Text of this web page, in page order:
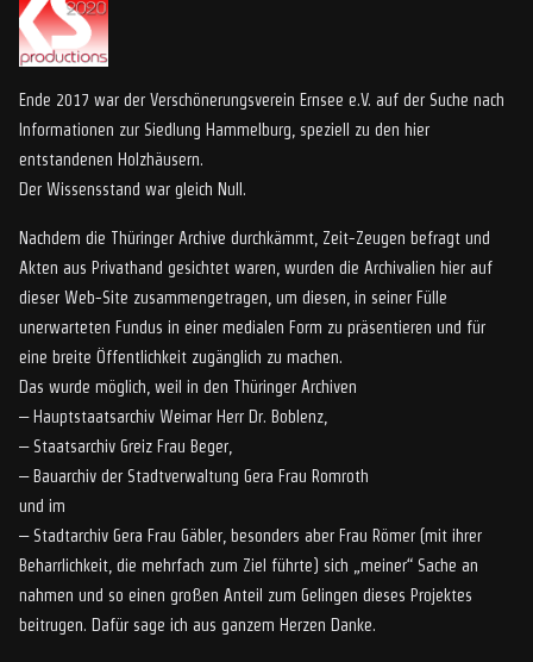
Ende 2017 war der Verschönerungsverein Ernsee e.V. auf der Suche nach
Informationen zur Siedlung Hammelburg, speziell zu den hier
entstandenen Holzhäusern.
Der Wissensstand war gleich Null.
Nachdem die Thüringer Archive durchkämmt, Zeit-Zeugen befragt und
Akten aus Privathand gesichtet waren, wurden die Archivalien hier auf
dieser Web-Site zusammengetragen, um diesen, in seiner Fülle
unerwarteten Fundus in einer medialen Form zu präsentieren und für
eine breite Öffentlichkeit zugänglich zu machen.
Das wurde möglich, weil in den Thüringer Archiven
– Hauptstaatsarchiv Weimar Herr Dr. Boblenz,
– Staatsarchiv Greiz Frau Beger,
– Bauarchiv der Stadtverwaltung Gera Frau Romroth
und im
– Stadtarchiv Gera Frau Gäbler, besonders aber Frau Römer (mit ihrer
Beharrlichkeit, die mehrfach zum Ziel führte) sich „meiner“ Sache an
nahmen und so einen großen Anteil zum Gelingen dieses Projektes
beitrugen. Dafür sage ich aus ganzem Herzen Danke.